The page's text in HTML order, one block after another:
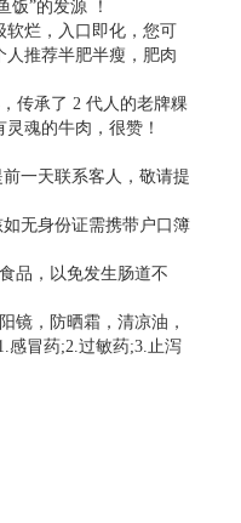
饭”的发源 ！
软烂，入口即化，您可
人推荐半肥半瘦，肥肉
传承了 2 代人的老牌粿
魂的牛肉，很赞！
一天联系客人，敬请提
无身份证需携带户口簿
品，以免发生肠道不
镜，防晒霜，清凉油，
感冒药;2.过敏药;3.止泻